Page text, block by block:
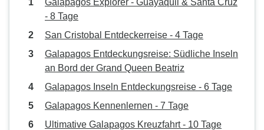
Galápagos Explorer - Guayaquil & Santa Cruz
- 8 Tage
San Cristobal Entdeckerreise - 4 Tage
Galapagos Entdeckungsreise: Südliche Inseln
an Bord der Grand Queen Beatriz
Galapagos Inseln Entdeckungsreise - 6 Tage
Galapagos Kennenlernen - 7 Tage
Ultimative Galapagos Kreuzfahrt - 10 Tage